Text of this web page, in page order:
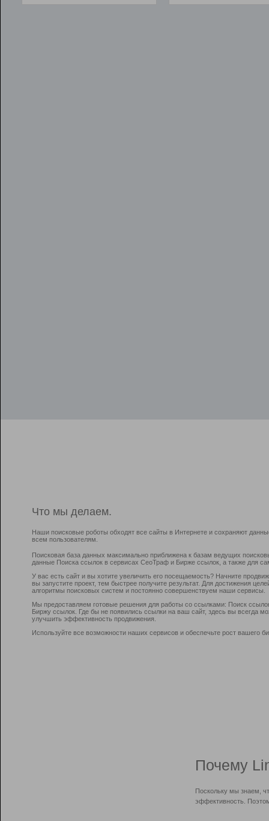
Что мы делаем.
Наши поисковые роботы обходят все сайты в Интернете и сохраняют
всем пользователям.
Поисковая база данных максимально приближена к базам ведущих
данные Поиска ссылок в сервисах СеоТраф и Бирже ссылок, а также для
У вас есть сайт и вы хотите увеличить его посещаемость? Начните
вы запустите проект, тем быстрее получите результат. Для достижения
алгоритмы поисковых систем и постоянно совершенствуем наши сервисы.
Мы предоставляем готовые решения для работы со ссылками: Поиск
Биржу ссылок. Где бы не появились ссылки на ваш сайт, здесь вы всегда
улучшить эффективность продвижения.
Используйте все возможности наших сервисов и обеспечьте рост вашего
Почему
Поскольку мы знаем,
эффективность.